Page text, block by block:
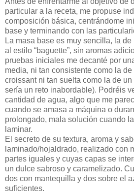
particular a la receta, me propuse
composición básica, centrándome
base y terminando con las
La masa base es muy sencilla, la
al estilo “baguette”, sin aromas
pruebas iniciales me decanté por
media, ni tan consistente como la
croissant ni tan suelta como la de
sería un reto inabordable). Podréis
cantidad de agua, algo que me
cuando se amasa a máquina o
prolongado, mala solución cuando
laminar.
El secreto de su textura, aroma y
laminado/hojaldrado, realizado con
partes iguales y cuyas capas se
un dulce sabroso y caramelizado.
dos con mantequilla y dos sobre el
suficientes.